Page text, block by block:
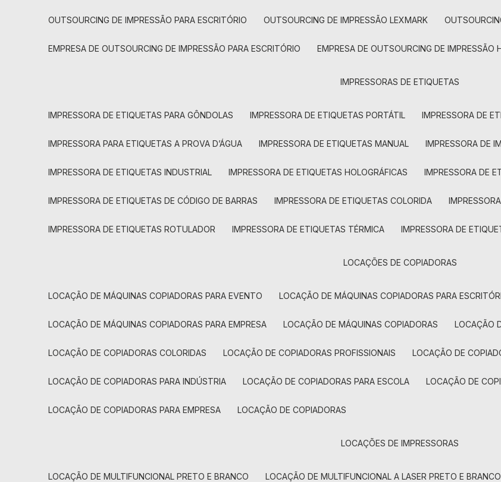
OUTSOURCING DE IMPRESSÃO PARA ESCRITÓRIO OUTSOURCING DE IMPRESSÃO LEXMARK
EMPRESA DE OUTSOURCING DE IMPRESSÃO PARA ESCRITÓRIO EMPRESA DE OUTSOURCING DE IMPRESSÃO
IMPRESSORAS DE ETIQUETAS
IMPRESSORA DE ETIQUETAS PARA GÔNDOLAS IMPRESSORA DE ETIQUETAS PORTÁTIL IMPRESSORA DE
IMPRESSORA PARA ETIQUETAS A PROVA D’ÁGUA IMPRESSORA DE ETIQUETAS MANUAL IMPRESSORA DE
IMPRESSORA DE ETIQUETAS INDUSTRIAL IMPRESSORA DE ETIQUETAS HOLOGRÁFICAS IMPRESSORA DE
IMPRESSORA DE ETIQUETAS DE CÓDIGO DE BARRAS IMPRESSORA DE ETIQUETAS COLORIDA
IMPRESSORA DE ETIQUETAS ROTULADOR IMPRESSORA DE ETIQUETAS TÉRMICA IMPRESSORA DE
LOCAÇÕES DE COPIADORAS
LOCAÇÃO DE MÁQUINAS COPIADORAS PARA EVENTO LOCAÇÃO DE MÁQUINAS COPIADORAS PARA
LOCAÇÃO DE MÁQUINAS COPIADORAS PARA EMPRESA LOCAÇÃO DE MÁQUINAS COPIADORAS LOCAÇÃO
LOCAÇÃO DE COPIADORAS COLORIDAS LOCAÇÃO DE COPIADORAS PROFISSIONAIS LOCAÇÃO DE
LOCAÇÃO DE COPIADORAS PARA INDÚSTRIA LOCAÇÃO DE COPIADORAS PARA ESCOLA LOCAÇÃO DE
LOCAÇÃO DE COPIADORAS PARA EMPRESA LOCAÇÃO DE COPIADORAS
LOCAÇÕES DE IMPRESSORAS
LOCAÇÃO DE MULTIFUNCIONAL PRETO E BRANCO LOCAÇÃO DE MULTIFUNCIONAL A LASER PRETO E BRANCO